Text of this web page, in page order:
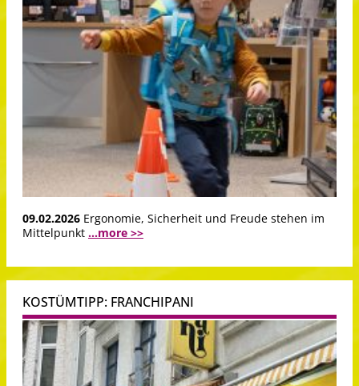
09.02.2026 Ergonomie, Sicherheit und Freude stehen im
Mittelpunkt ...more >>
KOSTÜMTIPP: FRANCHIPANI